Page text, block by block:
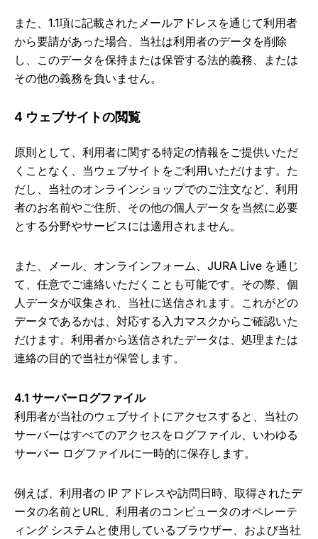
また、1.1項に記載されたメールアドレスを通じて利用者
から要請があった場合、当社は利用者のデータを削除
し、このデータを保持または保管する法的義務、または
その他の義務を負いません。
4 ウェブサイトの閲覧
原則として、利用者に関する特定の情報をご提供いただ
くことなく、当ウェブサイトをご利用いただけます。た
だし、当社のオンラインショップでのご注文など、利用
者のお名前やご住所、その他の個人データを当然に必要
とする分野やサービスには適用されません。
また、メール、オンラインフォーム、JURA Live を通じ
て、任意でご連絡いただくことも可能です。その際、個
人データが収集され、当社に送信されます。これがどの
データであるかは、対応する入力マスクからご確認いた
だけます。利用者から送信されたデータは、処理または
連絡の目的で当社が保管します。
4.1 サーバーログファイル
利用者が当社のウェブサイトにアクセスすると、当社の
サーバーはすべてのアクセスをログファイル、いわゆる
サーバー ログファイルに一時的に保存します。
例えば、利用者の IP アドレスや訪問日時、取得されたデ
ータの名前とURL、利用者のコンピュータのオペレーテ
ィング システムと使用しているブラウザー、および当社